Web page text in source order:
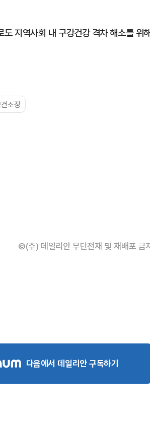
지역사회 내 구강건강 격차 해소를 위
소장
©(주) 데일리안 무단전재 및 재배포 금
다음에서 데일리안 구독하기